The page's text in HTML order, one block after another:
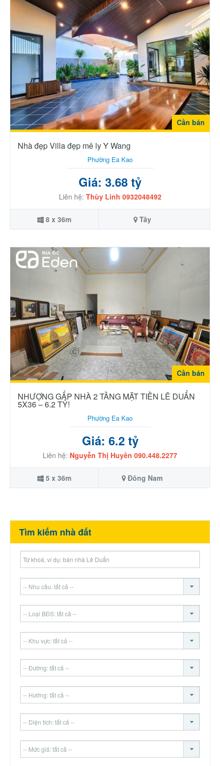
Cần bán
Nhà đẹp Villa đẹp mê ly Y Wang
Phường Ea Kao
Giá: 3.68 tỷ
Liên hệ: Thùy Linh 0932048492
8 x 36m Tây
Cần bán
NHƯỢNG GẤP NHÀ 2 TẦNG MẶT TIỀN LÊ DUẨN
5X36 – 6.2 TỶ!
Phường Ea Kao
Giá: 6.2 tỷ
Liên hệ: Nguyễn Thị Huyền 090.448.2277
5 x 36m Đông Nam
Tìm kiếm nhà đất